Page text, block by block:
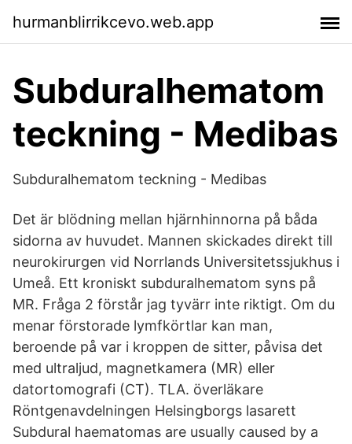
hurmanblirrikcevo.web.app
Subduralhematom
teckning - Medibas
Subduralhematom teckning - Medibas
Det är blödning mellan hjärnhinnorna på båda
sidorna av huvudet. Mannen skickades direkt till
neurokirurgen vid Norrlands Universitetssjukhus i
Umeå. Ett kroniskt subduralhematom syns på
MR. Fråga 2 förstår jag tyvärr inte riktigt. Om du
menar förstorade lymfkörtlar kan man,
beroende på var i kroppen de sitter, påvisa det
med ultraljud, magnetkamera (MR) eller
datortomografi (CT). TLA. överläkare
Röntgenavdelningen Helsingborgs lasarett
Subdural haematomas are usually caused by a